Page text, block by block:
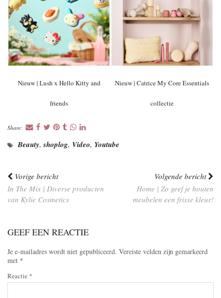
Nieuw | Lush x Hello Kitty and
friends
Nieuw | Catrice My Core Essentials
collectie
Share:
Beauty, shoplog, Video, Youtube
Vorige bericht
In The Mix | Diverse producten
van Kylie Cosmetics
Volgende bericht
Home | Zo geef je houten
meubelen een frisse kleur!
GEEF EEN REACTIE
Je e-mailadres wordt niet gepubliceerd. Vereiste velden zijn gemarkeerd
met *
Reactie *